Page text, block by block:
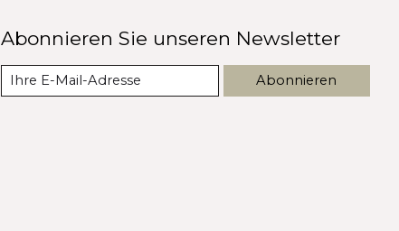
Abonnieren Sie unseren Newsletter
Abonnieren